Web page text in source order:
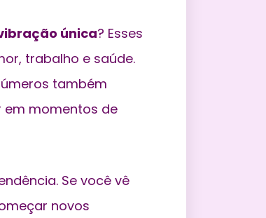
única? Esses
trabalho e saúde.
também
em momentos de
Se você vê
novos